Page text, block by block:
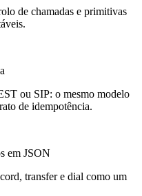
de chamadas e primitivas
ou SIP: o mesmo modelo
de idempotência.
em JSON
transfer e dial como um